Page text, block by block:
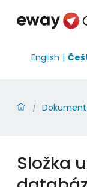
English
/
Složka